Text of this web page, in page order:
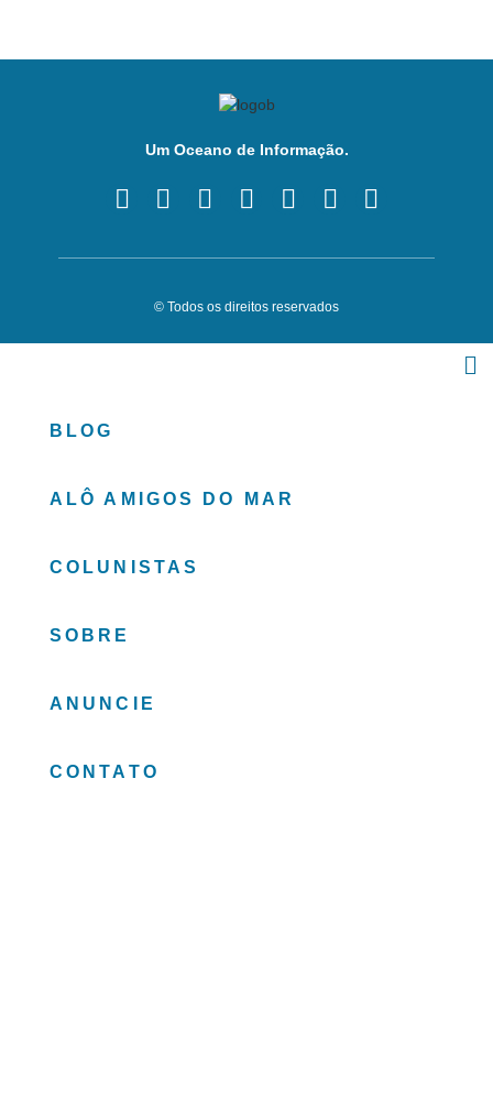
Um Oceano de Informação.
© Todos os direitos reservados
BLOG
ALÔ AMIGOS DO MAR
COLUNISTAS
SOBRE
ANUNCIE
CONTATO